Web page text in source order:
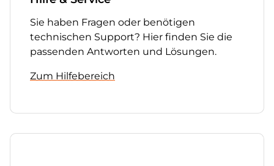
Sie haben Fragen oder benötigen
technischen Support? Hier finden Sie die
passenden Antworten und Lösungen.
Zum Hilfebereich